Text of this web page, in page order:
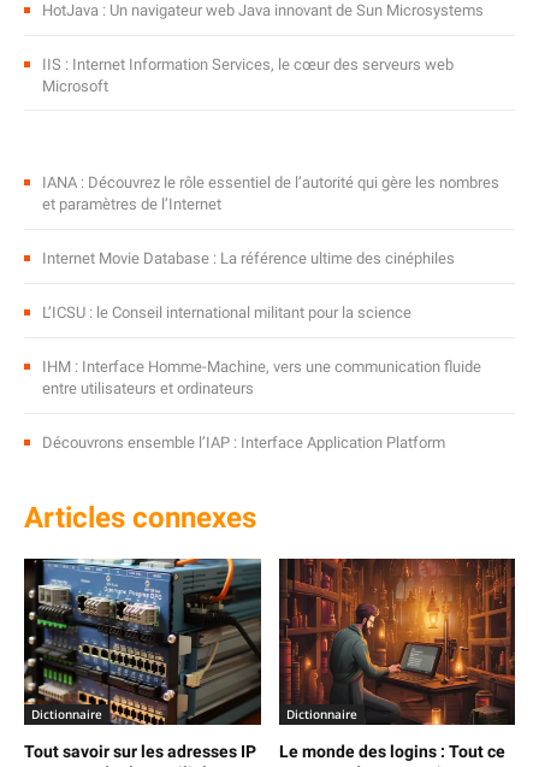
HotJava : Un navigateur web Java innovant de Sun Microsystems
IIS : Internet Information Services, le cœur des serveurs web
Microsoft
IANA : Découvrez le rôle essentiel de l’autorité qui gère les nombres
et paramètres de l’Internet
Internet Movie Database : La référence ultime des cinéphiles
L’ICSU : le Conseil international militant pour la science
IHM : Interface Homme-Machine, vers une communication fluide
entre utilisateurs et ordinateurs
Découvrons ensemble l’IAP : Interface Application Platform
Articles connexes
Dictionnaire
Tout savoir sur les adresses IP
Dictionnaire
Le monde des logins : Tout ce